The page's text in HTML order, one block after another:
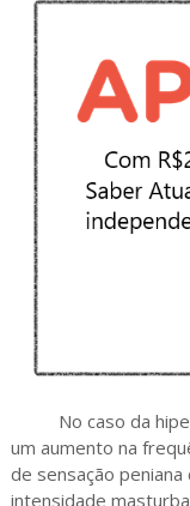
No caso da
um aumento na
de sensação
intensidade